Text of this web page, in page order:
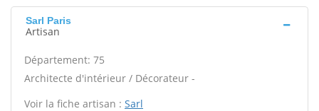
Sarl Paris
Artisan
Département: 75
Architecte d'intérieur / Décorateur -
Voir la fiche artisan : Sarl